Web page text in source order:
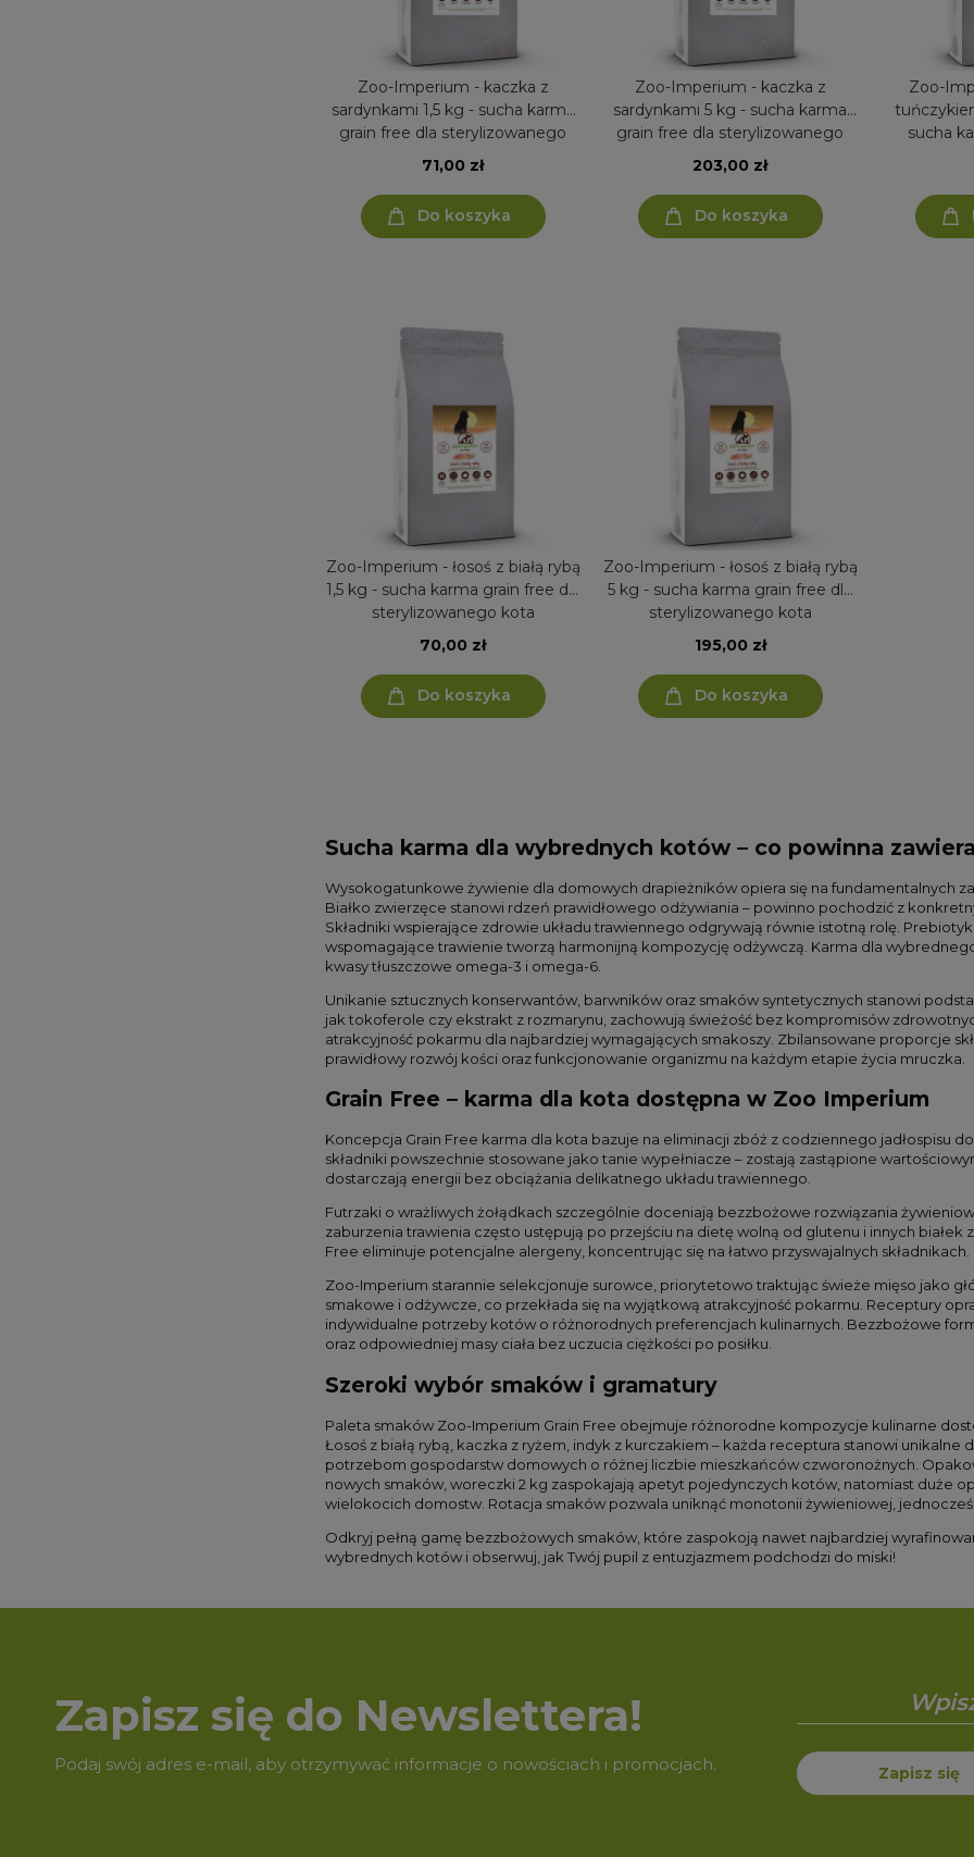
Zoo-Imperium - kaczka z
sardynkami 1,5 kg - sucha karma
grain free dla sterylizowanego
kota
71,00 zł
Do koszyka
Zoo-Imperium - kaczka z
sardynkami 5 kg - sucha karma
grain free dla sterylizowanego
kota
203,00 zł
Do koszyka
Zoo-
sucha
Zoo-Imperium - łosoś z białą rybą
1,5 kg - sucha karma grain free dla
sterylizowanego kota
70,00 zł
Do koszyka
Zoo-Imperium - łosoś z białą rybą
5 kg - sucha karma grain free dla
sterylizowanego kota
195,00 zł
Do koszyka
Sucha karma dla wybrednych kotów – co powinna
Wysokogatunkowe żywienie dla domowych drapieżników opiera się na fundamentalnych
Białko zwierzęce stanowi rdzeń prawidłowego odżywiania – powinno pochodzić z
Składniki wspierające zdrowie układu trawiennego odgrywają równie istotną rolę.
wspomagające trawienie tworzą harmonijną kompozycję odżywczą. Karma dla
kwasy tłuszczowe omega-3 i omega-6.
Unikanie sztucznych konserwantów, barwników oraz smaków syntetycznych stanowi
jak tokoferole czy ekstrakt z rozmarynu, zachowują świeżość bez kompromisów
atrakcyjność pokarmu dla najbardziej wymagających smakoszy. Zbilansowane proporcje
prawidłowy rozwój kości oraz funkcjonowanie organizmu na każdym etapie życia mruczka.
Grain Free – karma dla kota dostępna w Zoo Imperium
Koncepcja Grain Free karma dla kota bazuje na eliminacji zbóż z codziennego jadłospisu
składniki powszechnie stosowane jako tanie wypełniacze – zostają zastąpione
dostarczają energii bez obciążania delikatnego układu trawiennego.
Futrzaki o wrażliwych żołądkach szczególnie doceniają bezzbożowe rozwiązania
zaburzenia trawienia często ustępują po przejściu na dietę wolną od glutenu i innych
Free eliminuje potencjalne alergeny, koncentrując się na łatwo przyswajalnych składnikach.
Zoo-Imperium starannie selekcjonuje surowce, priorytetowo traktując świeże mięso jako
smakowe i odżywcze, co przekłada się na wyjątkową atrakcyjność pokarmu. Receptury
indywidualne potrzeby kotów o różnorodnych preferencjach kulinarnych. Bezzbożowe
oraz odpowiedniej masy ciała bez uczucia ciężkości po posiłku.
Szeroki wybór smaków i gramatury
Paleta smaków Zoo-Imperium Grain Free obejmuje różnorodne kompozycje kulinarne
Łosoś z białą rybą, kaczka z ryżem, indyk z kurczakiem – każda receptura stanowi
potrzebom gospodarstw domowych o różnej liczbie mieszkańców czworonożnych.
nowych smaków, woreczki 2 kg zaspokajają apetyt pojedynczych kotów, natomiast duże
wielokocich domostw. Rotacja smaków pozwala uniknąć monotonii żywieniowej,
Odkryj pełną gamę bezzbożowych smaków, które zaspokoją nawet najbardziej
wybrednych kotów i obserwuj, jak Twój pupil z entuzjazmem podchodzi do miski!
Zapisz się do Newslettera!
Podaj swój adres e-mail, aby otrzymywać informacje o nowościach i promocjach. Zapisz się